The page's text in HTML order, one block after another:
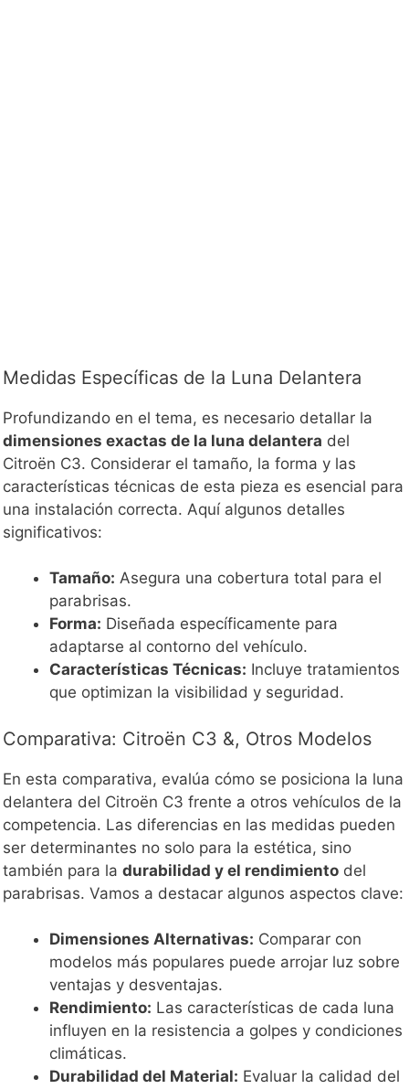
Medidas Específicas de la Luna Delantera
Profundizando en el tema, es necesario detallar la
dimensiones exactas de la luna delantera del
Citroën C3. Considerar el tamaño, la forma y las
características técnicas de esta pieza es esencial para
una instalación correcta. Aquí algunos detalles
significativos:
Tamaño: Asegura una cobertura total para el
parabrisas.
Forma: Diseñada específicamente para
adaptarse al contorno del vehículo.
Características Técnicas: Incluye tratamientos
que optimizan la visibilidad y seguridad.
Comparativa: Citroën C3 &, Otros Modelos
En esta comparativa, evalúa cómo se posiciona la luna
delantera del Citroën C3 frente a otros vehículos de la
competencia. Las diferencias en las medidas pueden
ser determinantes no solo para la estética, sino
también para la durabilidad y el rendimiento del
parabrisas. Vamos a destacar algunos aspectos clave:
Dimensiones Alternativas: Comparar con
modelos más populares puede arrojar luz sobre
ventajas y desventajas.
Rendimiento: Las características de cada luna
influyen en la resistencia a golpes y condiciones
climáticas.
Durabilidad del Material: Evaluar la calidad del